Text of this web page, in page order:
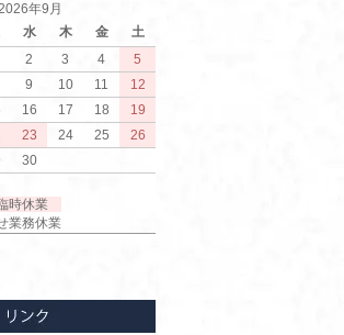
年9月
水 木 金
土
2 3 4
5
9 10 11
12
16 17 18
19
23 24 25
26
30
時休業
業務休業